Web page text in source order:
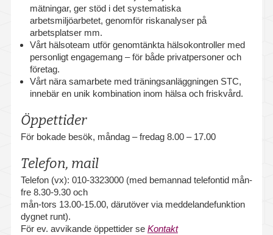
Provtagningar
Ergonomi
Asbestanalys
Sjuk- och friskanmälan
Stöd vid psykisk ohälsa
Organisations- och ledarskapsfrågor
HLR – Hjärt- och lungräddning
mätningar, ger stöd i det systematiska
arbetsmiljöarbetet, genomför riskanalyser på
arbetsplatser mm.
Vårt hälsoteam utför genomtänkta hälsokontroller med
personligt engagemang – för både privatpersoner och
företag.
Vårt nära samarbete med träningsanläggningen STC,
innebär en unik kombination inom hälsa och friskvård.
Öppettider
För bokade besök, måndag – fredag 8.00 – 17.00
Telefon, mail
Telefon (vx): 010-3323000 (med bemannad telefontid mån-
fre 8.30-9.30 och
mån-tors 13.00-15.00, därutöver via meddelandefunktion
dygnet runt).
För ev. avvikande öppettider se Kontakt